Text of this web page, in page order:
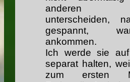
anderen
unterscheiden,
gespannt,
ankommen.
Ich werde sie auf
separat halten,
zum ersten